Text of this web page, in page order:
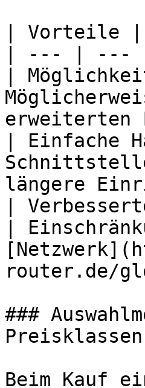
| Vorteile
| --- | --- |
|
erweiterten
| Einfache
längere
|
|
router.de/
###
Beim Kauf